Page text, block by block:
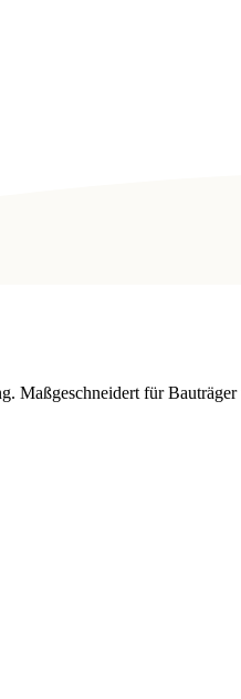
Maßgeschneidert für